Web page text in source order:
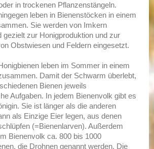
in trockenen Pflanzenstängeln.
leben in Bienenstöcken in einem
Sie werden von Imkern
gezielt zur Honigproduktion und zur
Obstwiesen und Feldern eingesetzt.
leben im Sommer in einem
Damit der Schwarm überlebt,
Bienen jeweils
Aufgaben. In jedem Bienenvolk gibt es
Sie ist länger als die anderen
als Einzige Eier legen, aus denen
(=Bienenlarven). Außerdem
Bienenvolk ca. 800 bis 1000
die Drohnen genannt werden. Die